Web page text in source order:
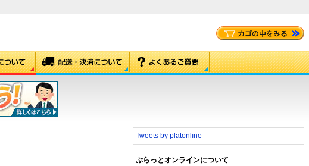
Tweets by platonline
ぷらっとオンラインについて